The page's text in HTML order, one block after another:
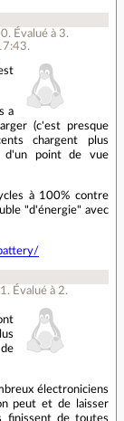
. Évalué à 3.
a
(c'est presque
chargent plus
d'un point de vue
à 100% contre
"d'énergie" avec
. Évalué à 2.
électroniciens
peut et de laisser
finissent de toutes